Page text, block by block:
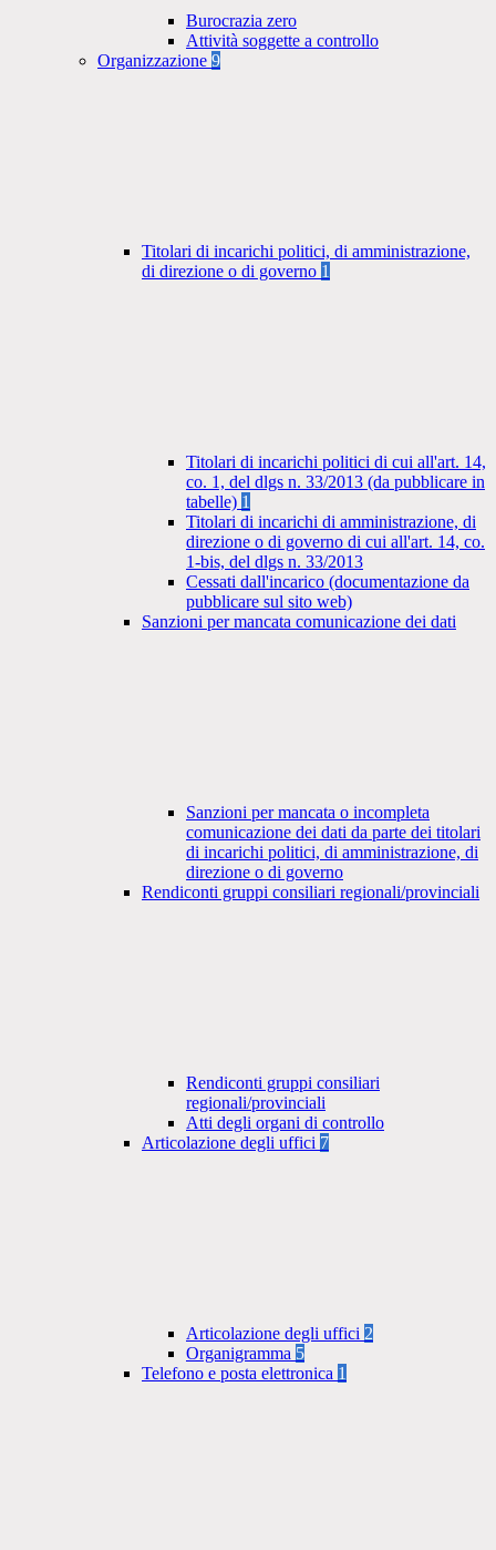
Burocrazia zero
Attività soggette a controllo
Organizzazione 9
Titolari di incarichi politici, di amministrazione,
di direzione o di governo 1
Titolari di incarichi politici di cui all'art. 14,
co. 1, del dlgs n. 33/2013 (da pubblicare in
tabelle) 1
Titolari di incarichi di amministrazione, di
direzione o di governo di cui all'art. 14, co.
1-bis, del dlgs n. 33/2013
Cessati dall'incarico (documentazione da
pubblicare sul sito web)
Sanzioni per mancata comunicazione dei dati
Sanzioni per mancata o incompleta
comunicazione dei dati da parte dei titolari
di incarichi politici, di amministrazione, di
direzione o di governo
Rendiconti gruppi consiliari regionali/provinciali
Rendiconti gruppi consiliari
regionali/provinciali
Atti degli organi di controllo
Articolazione degli uffici 7
Articolazione degli uffici 2
Organigramma 5
Telefono e posta elettronica 1